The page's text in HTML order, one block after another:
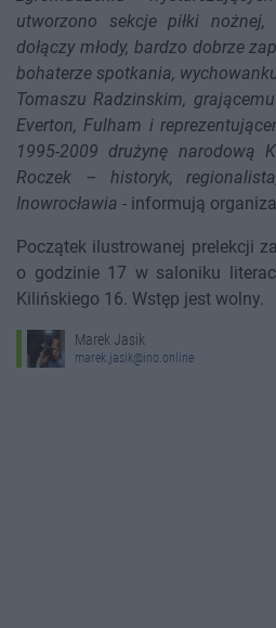
utworzono sekcje piłki
dołączy młody, bardzo dobrze
bohaterze spotkania,
Tomaszu Radzinskim,
Everton, Fulham i
1995-2009 drużynę narodową
Roczek – historyk,
Inowrocławia - informują
Początek ilustrowanej prelekcji
o godzinie 17 w saloniku
Kilińskiego 16. Wstęp jest wolny.
Marek Jasik
marek.jasik@ino.online